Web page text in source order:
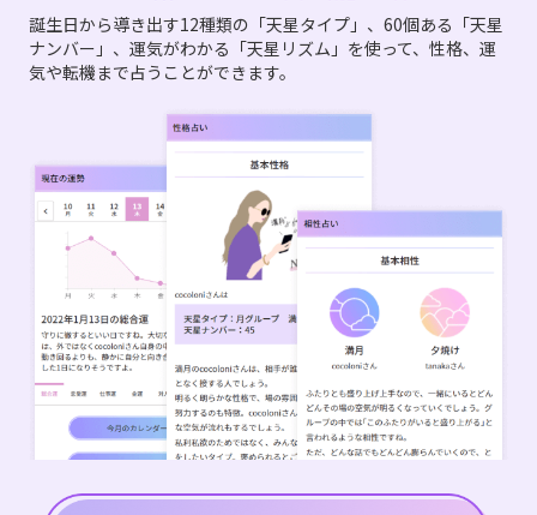
誕生日から導き出す12種類の「天星タイプ」、60個ある「天星
ナンバー」、運気がわかる「天星リズム」を使って、性格、運
気や転機まで占うことができます。